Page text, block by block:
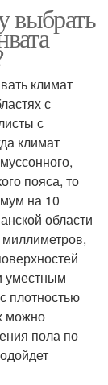
выбрать
климат
с
с
климат
пояса, то
на 10
области
миллиметров,
уместным
плотностью
можно
пола по